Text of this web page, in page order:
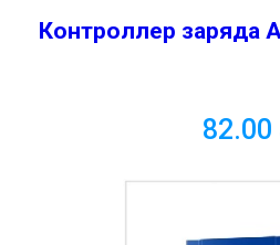
Контроллер заряда
82.00